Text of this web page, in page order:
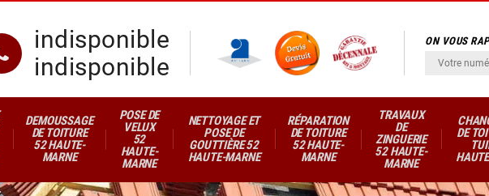
indisponible
indisponible
ON VOUS
DEMOUSSAGE
DE TOITURE
52 HAUTE-
MARNE
POSE DE
VELUX
52
HAUTE-
MARNE
NETTOYAGE ET
POSE DE
GOUTTIÈRE 52
HAUTE-MARNE
RÉPARATION
DE TOITURE
52 HAUTE-
MARNE
TRAVAUX
DE
ZINGUERIE
52 HAUTE-
MARNE
DE